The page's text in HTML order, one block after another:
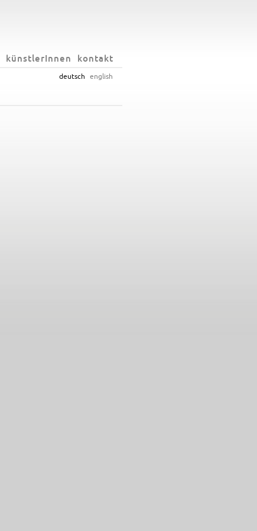
künstlerInnen kontakt
deutsch english